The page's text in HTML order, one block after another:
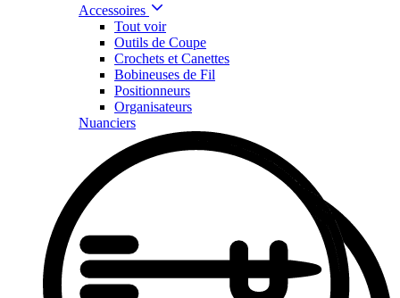
Accessoires
Tout voir
Outils de Coupe
Crochets et Canettes
Bobineuses de Fil
Positionneurs
Organisateurs
Nuanciers